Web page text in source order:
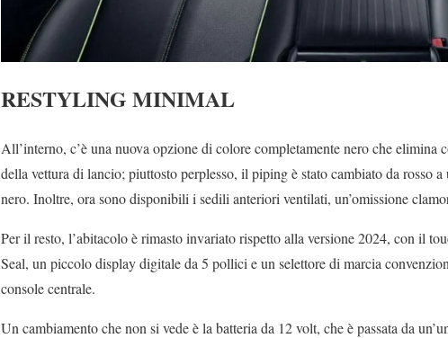
RESTYLING MINIMAL
All’interno, c’è una nuova opzione di colore completamente nero che elimina
della vettura di lancio; piuttosto perplesso, il piping è stato cambiato da rosso
nero. Inoltre, ora sono disponibili i sedili anteriori ventilati, un’omissione
Per il resto, l’abitacolo è rimasto invariato rispetto alla versione 2024, con il
Seal, un piccolo display digitale da 5 pollici e un selettore di marcia
console centrale.
Un cambiamento che non si vede è la batteria da 12 volt, che è passata da